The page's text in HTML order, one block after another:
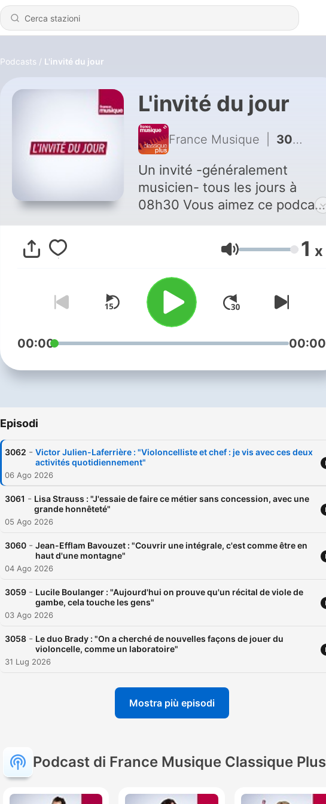
Podcasts L'invité du jour
L'invité du jour
France Musique 3062 - Victor Julien-Laferrière : "Violoncelliste et chef : je vis avec ces deux activités quotidiennement"
Un invité -généralement
musicien- tous les jours à
08h30 Vous aimez ce podcast
? Pour écouter tous les
épisodes sans limite, rendez-
Radio France.
Volume 1 x
00:00 00:00
Episodi
3062 - Victor Julien-Laferrière : "Violoncelliste et chef : je vis avec ces deux
activités quotidiennement"
06 Ago 2026
3061 - Lisa Strauss : "J'essaie de faire ce métier sans concession, avec une
grande honnêteté"
05 Ago 2026
3060 - Jean-Efflam Bavouzet : "Couvrir une intégrale, c'est comme être en
haut d'une montagne"
04 Ago 2026
3059 - Lucile Boulanger : "Aujourd'hui on prouve qu'un récital de viole de
gambe, cela touche les gens"
03 Ago 2026
3058 - Le duo Brady : "On a cherché de nouvelles façons de jouer du
violoncelle, comme un laboratoire"
31 Lug 2026
Mostra più episodi
Podcast di France Musique Classique Plus